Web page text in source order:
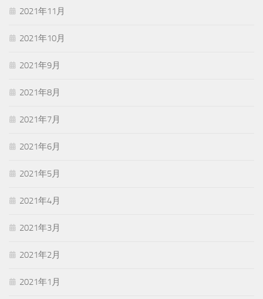
2021年11月
2021年10月
2021年9月
2021年8月
2021年7月
2021年6月
2021年5月
2021年4月
2021年3月
2021年2月
2021年1月